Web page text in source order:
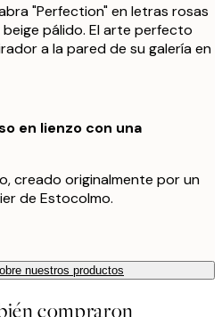
"Perfection" en letras rosas
pálido. El arte perfecto
a la pared de su galería en
en lienzo con una
creado originalmente por un
de Estocolmo.
nuestros productos
compraron